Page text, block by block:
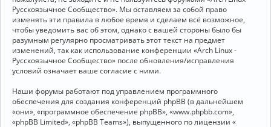
ц
и
я
Русскоязычное Сообщество». Мы оставляем за собой право
изменять эти правила в любое время и сделаем всё возможное,
чтобы уведомить вас об этом, однако с вашей стороны было бы
разумным регулярно просматривать этот текст на предмет
изменений, так как использование конференции «Arch Linux -
Русскоязычное Сообщество» после обновления/исправления
условий означает ваше согласие с ними.
Наши форумы работают под управлением программного
обеспечения для создания конференций phpBB (в дальнейшем
«они», «программное обеспечение phpBB», «www.phpbb.com»,
«phpBB Limited», «phpBB Teams»), выпущенного по лицензии «